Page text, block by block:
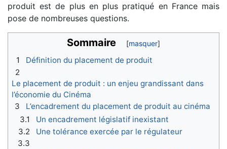
produit est de plus en plus pratiqué en France mais
pose de nombreuses questions.
Sommaire
1
Définition du placement de produit
2
Le placement de produit : un enjeu grandissant dans
l’économie du Cinéma
3
L’encadrement du placement de produit au cinéma
3.1
Un encadrement législatif inexistant
3.2
Une tolérance exercée par le régulateur
3.3